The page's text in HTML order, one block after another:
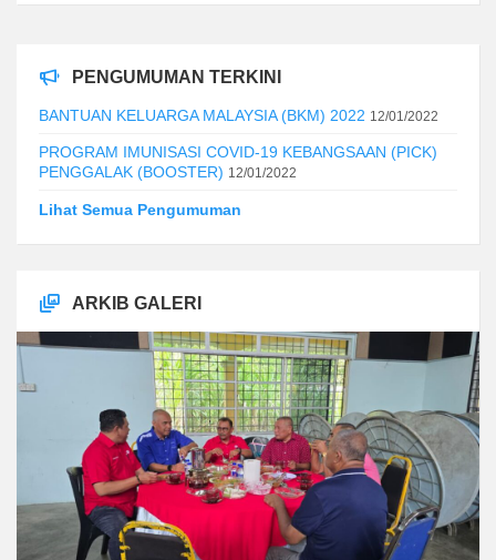
PENGUMUMAN TERKINI
BANTUAN KELUARGA MALAYSIA (BKM) 2022 12/01/2022
PROGRAM IMUNISASI COVID-19 KEBANGSAAN (PICK)
PENGGALAK (BOOSTER) 12/01/2022
Lihat Semua Pengumuman
ARKIB GALERI